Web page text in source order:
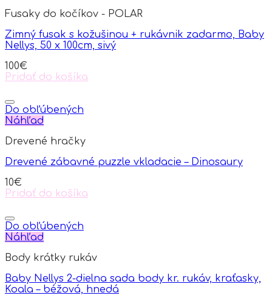
The
may
be
on
the
page
Fusaky do kočíkov - POLAR
Zimný fusak s kožušinou + rukávnik zadarmo, Baby
Nellys, 50 x 100cm, sivý
100€
Pridať do košíka
Do obľúbených
Náhľad
Drevené hračky
Drevené zábavné puzzle vkladacie – Dinosaury
10€
Pridať do košíka
Do obľúbených
Náhľad
Body krátky rukáv
Baby Nellys 2-dielna sada body kr. rukáv, kraťasky,
Koala – béžová, hnedá